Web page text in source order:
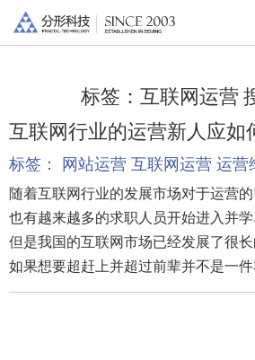
标签： 互联网运营
互联网行业的运营新人应如
标签： 网站运营 互联网运营 运营
随着互联网行业的发展市场对于运营
也有越来越多的求职人员开始进入并学
但是我国的互联网市场已经发展了很
如果想要超赶上并超过前辈并不是一件